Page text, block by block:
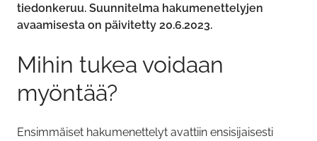
tiedonkeruu. Suunnitelma hakumenettelyjen
avaamisesta on päivitetty 20.6.2023.
Mihin tukea voidaan
myöntää?
Ensimmäiset hakumenettelyt avattiin ensisijaisesti